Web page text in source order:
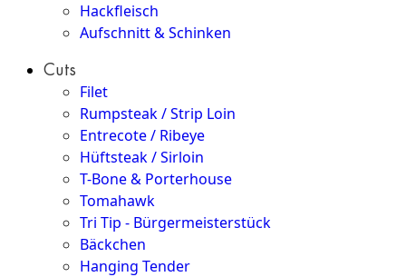
Hackfleisch
Aufschnitt & Schinken
Cuts
Filet
Rumpsteak / Strip Loin
Entrecote / Ribeye
Hüftsteak / Sirloin
T-Bone & Porterhouse
Tomahawk
Tri Tip - Bürgermeisterstück
Bäckchen
Hanging Tender